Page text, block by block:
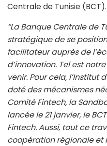
Centrale de Tunisie (BCT).
“La Banque Centrale de
stratégique de se
facilitateur auprès de
d’innovation. Tel est
venir. Pour cela, l’Institut
doté des mécanismes
Comité Fintech, la
lancée le 21 janvier, le
Fintech. Aussi, tout ce
coopération régionale et